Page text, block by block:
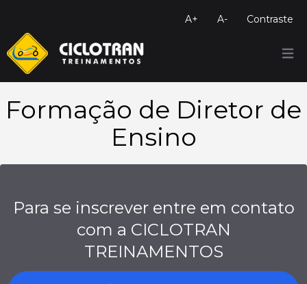
A+ A- Contraste
Menu
Formação de Diretor de
Ensino
Para se inscrever entre em contato
com a CICLOTRAN
TREINAMENTOS